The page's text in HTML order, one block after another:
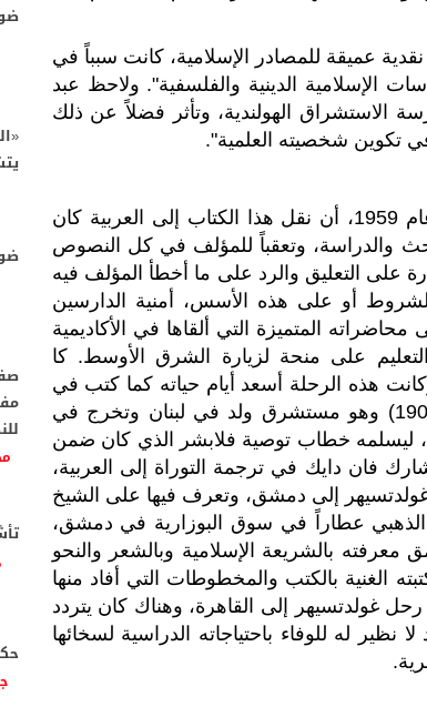
عميقة للمصادر الإسلامية، كانت سبباً في
الإسلامية الدينية والفلسفية". ولاحظ عبد
الاستشراق الهولندية، وتأثر فضلاً عن ذلك
تكوين شخصيته العلمية".
وجاء في مقدمة المترجم محمد يوسف موسى للترجمة الصادرة عام 1959، أن نقل هذا الكتاب إلى العربية كان
والدراسة، وتعقباً للمؤلف في كل النصوص
على التعليق والرد على ما أخطأ المؤلف فيه
الشروط أو على هذه الأسس، أمنية الدارسين
المتميزة التي ألقاها في الأكاديمية
الدينية والتعليم على منحة لزيارة الشرق الأوسط. كا
هذه الرحلة أسعد أيام حياته كما كتب في
يومياته. بدأت الرحلة بزيارة بيروت، حيث زار فان دايك (1836- 1907) وهو مستشرق ولد في لبنان وتخرج في
ليسلمه خطاب توصية فلابشر الذي كان ضمن
فان دايك في ترجمة التوراة إلى العربية،
إلى دمشق، وتعرف فيها على الشيخ
عطاراً في سوق البوزارية في دمشق،
بالشريعة الإسلامية وبالشعر والنحو
الغنية بالكتب والمخطوطات التي أفاد منها
غولدتسيهر إلى القاهرة، وهناك كان يتردد
نظير له للوفاء باحتياجاته الدراسية لسخائها